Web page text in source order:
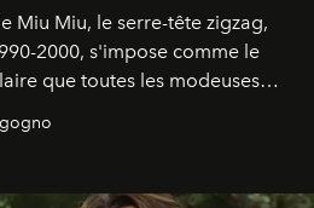
Miu Miu, le serre-tête zigzag,
2000, s'impose comme le
que toutes les modeuses